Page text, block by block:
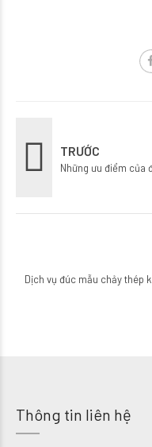
TRƯỚC
Những ưu điểm của
Dịch vụ đúc mẫu chảy thép
Thông tin liên hệ